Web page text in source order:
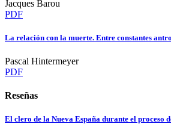
Jacques Barou
PDF
La relación con la muerte. Entre constantes
Pascal Hintermeyer
PDF
Reseñas
El clero de la Nueva España durante el proceso